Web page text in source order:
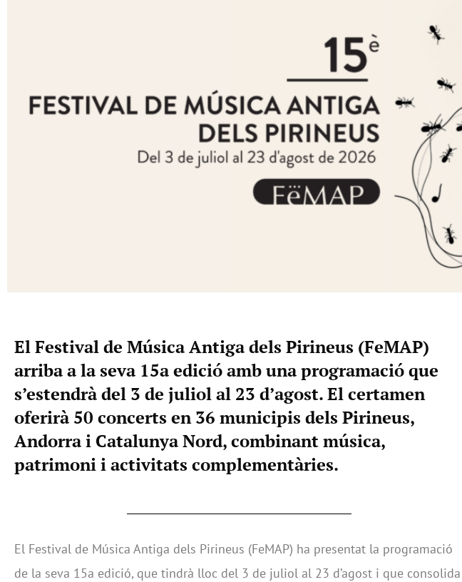
El Festival de Música Antiga dels Pirineus (FeMAP)
arriba a la seva 15a edició amb una programació que
s’estendrà del 3 de juliol al 23 d’agost. El certamen
oferirà 50 concerts en 36 municipis dels Pirineus,
Andorra i Catalunya Nord, combinant música,
patrimoni i activitats complementàries.
El Festival de Música Antiga dels Pirineus (FeMAP) ha presentat la programació
de la seva 15a edició, que tindrà lloc del 3 de juliol al 23 d’agost i que consolida